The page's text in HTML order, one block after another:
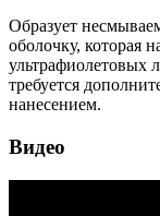
Образует
оболочку, которая
ультрафиолетовых
требуется
нанесением.
Видео